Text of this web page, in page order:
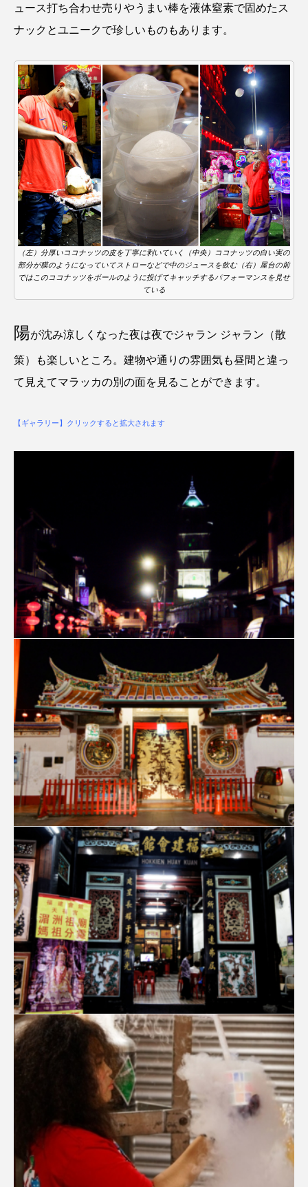
ュース打ち合わせ売りやうまい棒を液体窒素で固めたス
ナックとユニークで珍しいものもあります。
（左）分厚いココナッツの皮を丁寧に剥いていく（中央）ココナッツの白い実の
部分が膜のようになっていてストローなどで中のジュースを飲む（右）屋台の前
ではこのココナッツをボールのように投げてキャッチするパフォーマンスを見せ
ている
陽が沈み涼しくなった夜は夜でジャラン ジャラン（散
策）も楽しいところ。建物や通りの雰囲気も昼間と違っ
て見えてマラッカの別の面を見ることができます。
【ギャラリー】クリックすると拡大されます